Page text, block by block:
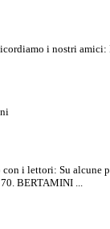
Prof.
i nostri amici: Il
i lettori: Su alcune
BERTAMINI ...